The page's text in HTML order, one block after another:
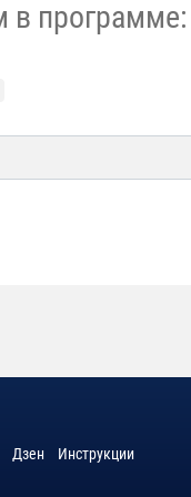
в
Дзен Инструкции